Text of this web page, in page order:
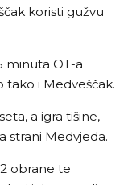
koristi gužvu
minuta OT-a
tako i Medveščak.
a igra tišine,
strani Medvjeda.
obrane te